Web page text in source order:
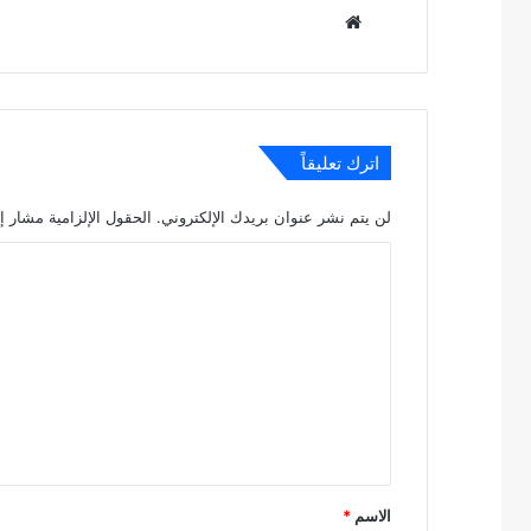
اترك تعليقاً
لن يتم نشر عنوان بريدك الإلكتروني. الحقول الإلزامية مشار
*
الاسم *